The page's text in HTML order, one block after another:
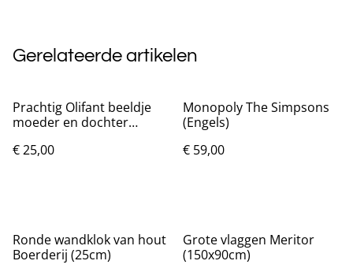
Gerelateerde artikelen
Prachtig Olifant beeldje
moeder en dochter
€ 25,00
Monopoly The Simpsons
(Engels)
€ 59,00
Ronde wandklok van hout
Boerderij (25cm)
Grote vlaggen Meritor
(150x90cm)